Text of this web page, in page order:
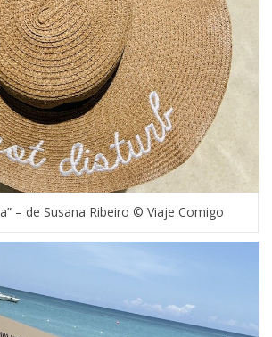
– de Susana Ribeiro © Viaje Comigo